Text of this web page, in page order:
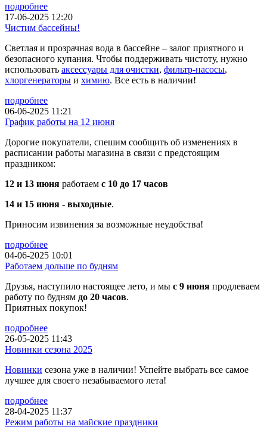
подробнее
17-06-2025 12:20
Чистим бассейны!
Светлая и прозрачная вода в бассейне – залог приятного и
безопасного купания. Чтобы поддерживать чистоту, нужно
использовать аксессуары для очистки, фильтр-насосы,
хлоргенераторы и химию. Все есть в наличии!
подробнее
06-06-2025 11:21
График работы на 12 июня
Дорогие покупатели, спешим сообщить об изменениях в
расписании работы магазина в связи с предстоящим
праздником:
12 и 13 июня работаем с 10 до 17 часов
14 и 15 июня - выходные.
Приносим извинения за возможные неудобства!
подробнее
04-06-2025 10:01
Работаем дольше по будням
Друзья, наступило настоящее лето, и мы с 9 июня продлеваем
работу по будням до 20 часов.
Приятных покупок!
подробнее
26-05-2025 11:43
Новинки сезона 2025
Новинки сезона уже в наличии! Успейте выбрать все самое
лучшее для своего незабываемого лета!
подробнее
28-04-2025 11:37
Режим работы на майские праздники